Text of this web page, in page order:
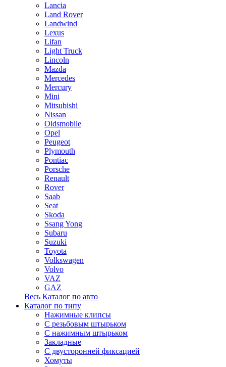
Lancia
Land Rover
Landwind
Lexus
Lifan
Light Truck
Lincoln
Mazda
Mercedes
Mercury
Mini
Mitsubishi
Nissan
Oldsmobile
Opel
Peugeot
Plymouth
Pontiac
Porsche
Renault
Rover
Saab
Seat
Skoda
Ssang Yong
Subaru
Suzuki
Toyota
Volkswagen
Volvo
VAZ
GAZ
Весь Каталог по авто
Каталог по типу
Нажимные клипсы
С резьбовым штырьком
С нажимным штырьком
Закладные
С двусторонней фиксацией
Хомуты